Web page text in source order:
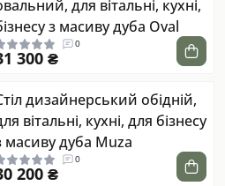
для вітальні, кухні,
з масиву дуба Oval
0
300 ₴
дизайнерський обідній,
вітальні, кухні, для бізнесу
масиву дуба Muza
0
200 ₴